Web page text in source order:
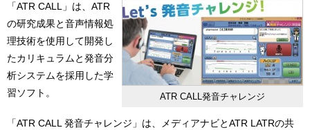
ATR CALL発音チャレンジ
「ATR CALL」は、ATR
の研究成果と音声情報処
理技術を使用して開発し
たカリキュラムと発音分
析システムを採用した学
習ソフト。
「ATR CALL 発音チャレンジ」は、メディアナビとATR LATRの共